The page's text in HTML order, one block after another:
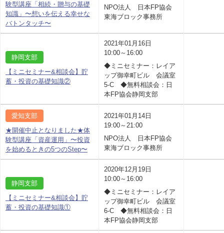
験型講座「相続・贈与の基礎
知識」〜想いを伝える幸せな
バトンタッチ〜
NPO法人 日本FP協会
東海ブロック事務所
静岡支部
【ミニセミナー&相談会】貯
蓄・投資の基礎知識②
2021年01月16日
10:00～16:00
◆ミニセミナー：レイア
ップ御幸町ビル 会議室
5-C ◆無料相談会：日
本FP協会静岡支部
愛知支部
★開催中止となりました★体
験型講座「資産運用」〜投資
を始めるときの5つのStep〜
2021年01月14日
19:00～21:00
NPO法人 日本FP協会
東海ブロック事務所
静岡支部
【ミニセミナー&相談会】貯
蓄・投資の基礎知識①
2020年12月19日
10:00～16:00
◆ミニセミナー：レイア
ップ御幸町ビル 会議室
6-C ◆無料相談会：日
本FP協会静岡支部